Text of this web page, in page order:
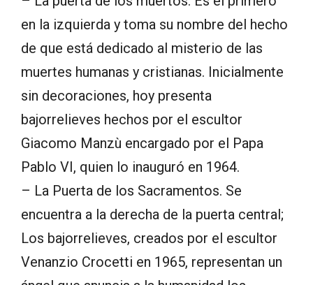
en la izquierda y toma su nombre del hecho
de que está dedicado al misterio de las
muertes humanas y cristianas. Inicialmente
sin decoraciones, hoy presenta
bajorrelieves hechos por el escultor
Giacomo Manzù encargado por el Papa
Pablo VI, quien lo inauguró en 1964.
– La Puerta de los Sacramentos. Se
encuentra a la derecha de la puerta central;
Los bajorrelieves, creados por el escultor
Venanzio Crocetti en 1965, representan un